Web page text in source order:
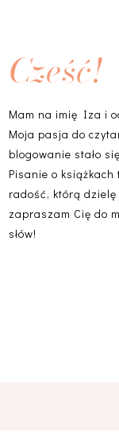
Cześć!
Mam na imię Iza i
Moja pasja do
blogowanie stało
Pisanie o
radość, którą
zapraszam Cię do
słów!